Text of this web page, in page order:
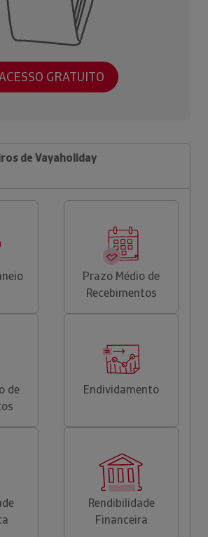
GRATUITO
de Vayaholiday
Prazo Médio de
Recebimentos
de
Endividamento
Rendibilidade
Financeira